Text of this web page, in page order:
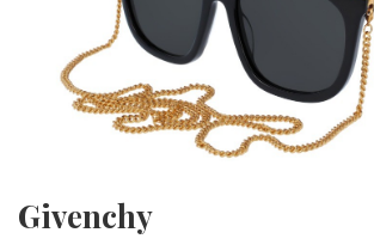
Givenchy